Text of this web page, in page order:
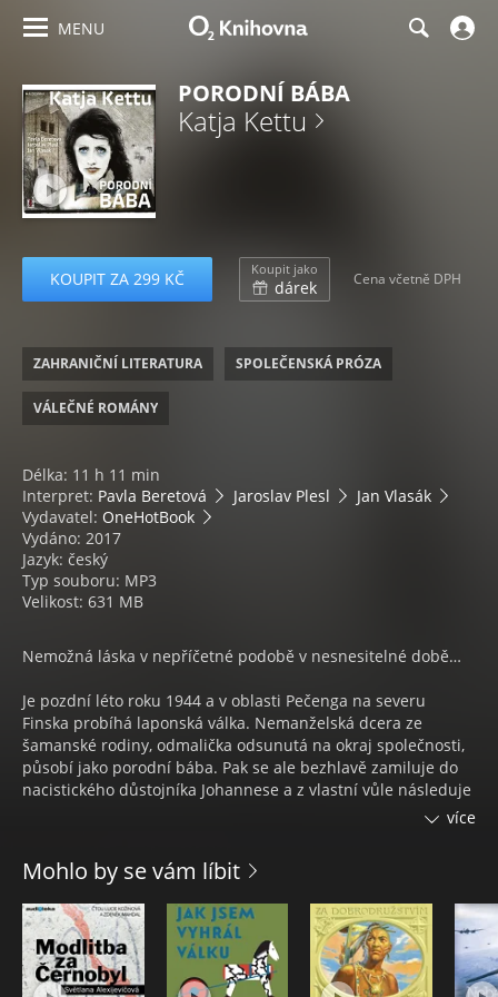
MENU
PORODNÍ BÁBA
Katja Kettu
KOUPIT ZA 299 KČ Koupit jako
dárek Cena včetně DPH
ZAHRANIČNÍ LITERATURA SPOLEČENSKÁ PRÓZA
VÁLEČNÉ ROMÁNY
Délka: 11 h 11 min
Interpret: Pavla Beretová Jaroslav Plesl
Jan Vlasák
Vydavatel: OneHotBook
Vydáno: 2017
Jazyk: český
Typ souboru: MP3
Velikost: 631 MB
Nemožná láska v nepříčetné podobě v nesnesitelné době…
Je pozdní léto roku 1944 a v oblasti Pečenga na severu
Finska probíhá laponská válka. Nemanželská dcera ze
šamanské rodiny, odmalička odsunutá na okraj společnosti,
působí jako porodní bába. Pak se ale bezhlavě zamiluje do
nacistického důstojníka Johannese a z vlastní vůle následuje
nemilosrdná kola dějin…
V příběhu splétaném ze tří hlasů a tří perspektiv kromě
„porodní báby“ Pavly Beretové účinkují také Jaroslav Plesl a
Jan Vlasák.
více
Mohlo by se vám líbit